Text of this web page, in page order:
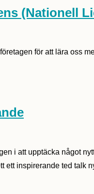
(Nationell
för att lära oss
i att upptäcka något
ett inspirerande ted talk